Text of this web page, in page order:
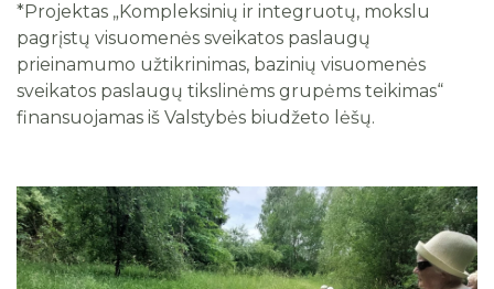
*Projektas „Kompleksinių ir integruotų, mokslu
pagrįstų visuomenės sveikatos paslaugų
prieinamumo užtikrinimas, bazinių visuomenės
sveikatos paslaugų tikslinėms grupėms teikimas“
finansuojamas iš Valstybės biudžeto lėšų.